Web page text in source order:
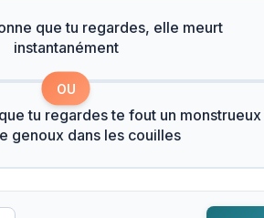
que tu regardes, elle meurt
instantanément
OU
tu regardes te fout un monstrueux
genoux dans les couilles